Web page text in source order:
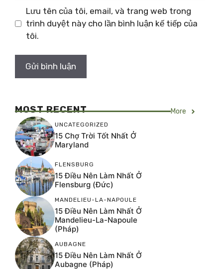
Lưu tên của tôi, email, và trang web trong
trình duyệt này cho lần bình luận kế tiếp của
tôi.
MOST RECENT More
UNCATEGORIZED
15 Chợ Trời Tốt Nhất Ở
Maryland
FLENSBURG
15 Điều Nên Làm Nhất Ở
Flensburg (Đức)
MANDELIEU-LA-NAPOULE
15 Điều Nên Làm Nhất Ở
Mandelieu-La-Napoule
(Pháp)
AUBAGNE
15 Điều Nên Làm Nhất Ở
Aubagne (Pháp)